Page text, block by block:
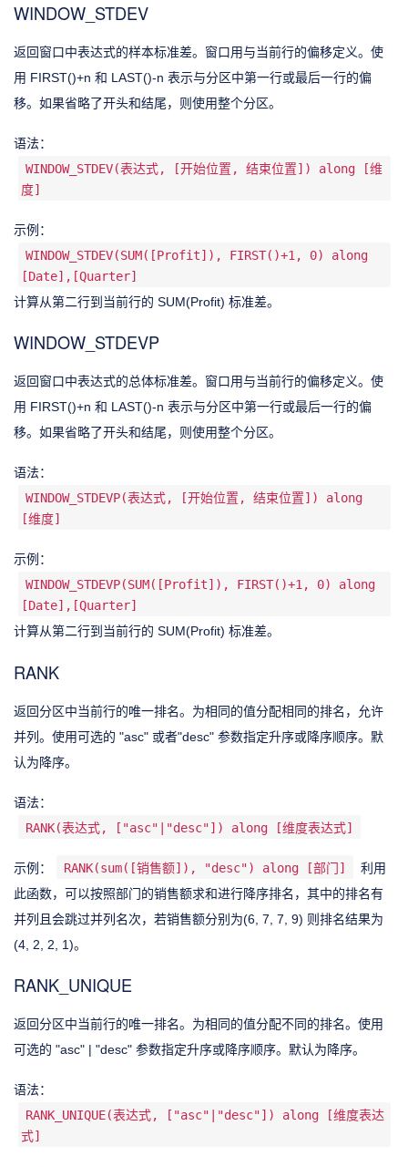
WINDOW_STDEV
返回窗口中表达式的样本标准差。窗口用与当前行的偏移定义。使
用 FIRST()+n 和 LAST()-n 表示与分区中第一行或最后一行的偏
移。如果省略了开头和结尾，则使用整个分区。
语法：
WINDOW_STDEV(表达式, [开始位置, 结束位置]) along [维
度]
示例：
WINDOW_STDEV(SUM([Profit]), FIRST()+1, 0) along
[Date],[Quarter]
计算从第二行到当前行的 SUM(Profit) 标准差。
WINDOW_STDEVP
返回窗口中表达式的总体标准差。窗口用与当前行的偏移定义。使
用 FIRST()+n 和 LAST()-n 表示与分区中第一行或最后一行的偏
移。如果省略了开头和结尾，则使用整个分区。
语法：
WINDOW_STDEVP(表达式, [开始位置, 结束位置]) along
[维度]
示例：
WINDOW_STDEVP(SUM([Profit]), FIRST()+1, 0) along
[Date],[Quarter]
计算从第二行到当前行的 SUM(Profit) 标准差。
RANK
返回分区中当前行的唯一排名。为相同的值分配相同的排名，允许
并列。使用可选的 "asc" 或者"desc" 参数指定升序或降序顺序。默
认为降序。
语法：
RANK(表达式, ["asc"|"desc"]) along [维度表达式]
示例： RANK(sum([销售额]), "desc") along [部门]
利用
此函数，可以按照部门的销售额求和进行降序排名，其中的排名有
并列且会跳过并列名次，若销售额分别为(6, 7, 7, 9) 则排名结果为
(4, 2, 2, 1)。
RANK_UNIQUE
返回分区中当前行的唯一排名。为相同的值分配不同的排名。使用
可选的 "asc" | "desc" 参数指定升序或降序顺序。默认为降序。
语法：
RANK_UNIQUE(表达式, ["asc"|"desc"]) along [维度表达
式]